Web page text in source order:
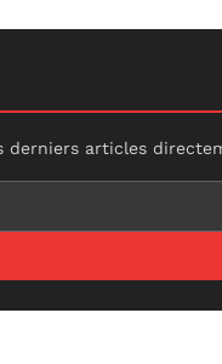
derniers articles